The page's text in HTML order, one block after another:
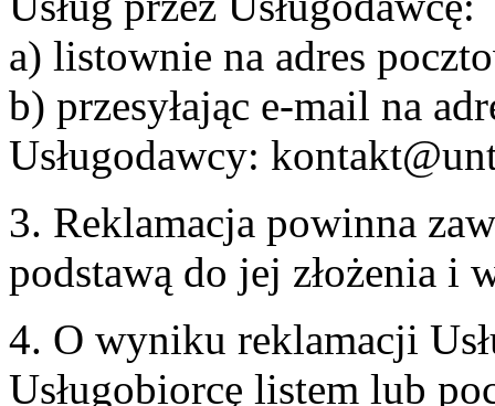
a) listownie na adres
b) przesyłając e-mail na
Usługodawcy:
3. Reklamacja powinna
podstawą do jej złożenia i
4. O wyniku reklamacji
Usługobiorcę listem lub